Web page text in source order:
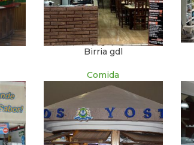
Birria gdl
Comida